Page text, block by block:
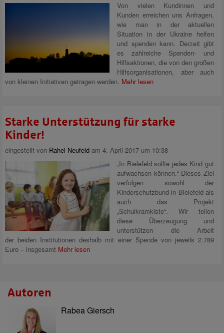
Von vielen Kundinnen und
Kunden erreichen uns Anfragen,
wie man in der aktuellen
Situation in der Ukraine helfen
und spenden kann. Derzeit gibt
es zahlreiche Spenden- und
Hilfsaktionen, die von den großen
Hilfsorganisationen, aber auch
von kleinen Initiativen getragen werden. Mehr lesen
Starke Unterstützung für starke
Kinder!
eingestellt von Rahel Neufeld am 4. April 2017 um 10:38
„In Bielefeld sollte jedes Kind gut
aufwachsen können.“ Dieses Ziel
verfolgen sowohl der
Kinderschutzbund in Bielefeld als
auch das Projekt
„Schulkramkiste“. Wir teilen
diese Überzeugung und
unterstützen die Arbeit
der beiden Institutionen deshalb mit einer Spende von jeweils 2.789
Euro – insgesamt Mehr lesen
Autoren
Rabea Giersch